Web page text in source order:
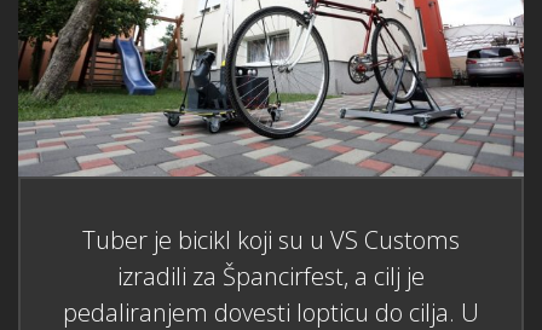
Tuber je bicikl koji su u VS Customs
izradili za Špancirfest, a cilj je
pedaliranjem dovesti lopticu do cilja. U